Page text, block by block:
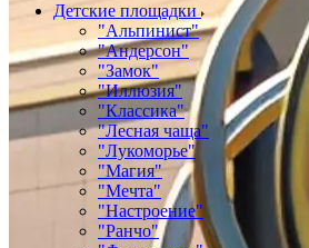
Детские площадки
"Альпинист"
"Андерсон"
"Замок"
"Иллюзия"
"Классика"
"Лесная чаща"
"Лукоморье"
"Магия"
"Мечта"
"Настроение"
"Ранчо"